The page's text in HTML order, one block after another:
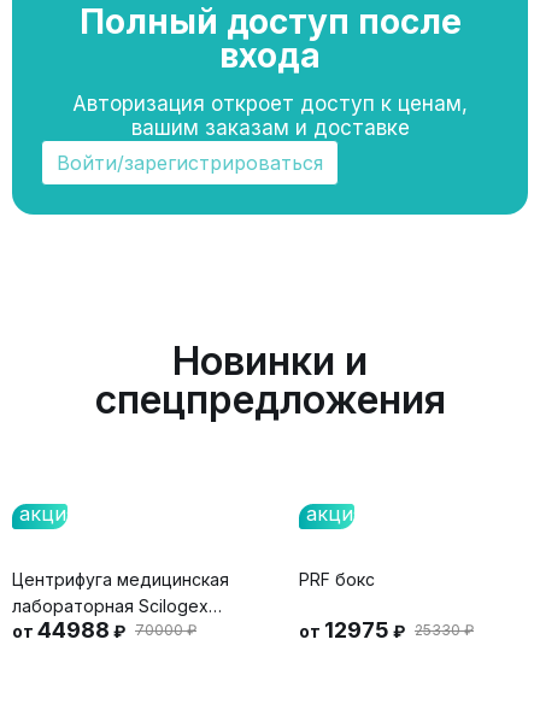
Полный доступ после
входа
Авторизация откроет доступ к ценам,
вашим заказам и доставке
Войти/зарегистрироваться
Новинки и
спецпредложения
акция
Центрифуга медицинская
лабораторная Scilogex
DM0412
от 44988 ₽ 70000 ₽
акция
PRF бокс
от 12975 ₽ 25330 ₽